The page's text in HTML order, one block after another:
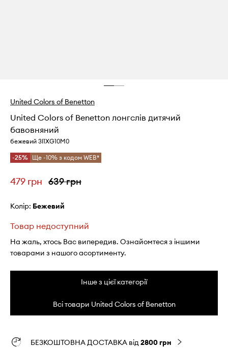
United Colors of Benetton
United Colors of Benetton лонгслів дитячий
бавовняний
бежевий 3I1XG10M0
-25% Ще -10% з кодом WEB*
479 грн 639 грн
Колір: бежевий
Товар недоступний
На жаль, хтось Вас випередив. Ознайомтеся з іншими
товарами з нашого асортименту.
Інше з цієї категорії
Всі товари United Colors of Benetton
БЕЗКОШТОВНА ДОСТАВКА від2800 грн